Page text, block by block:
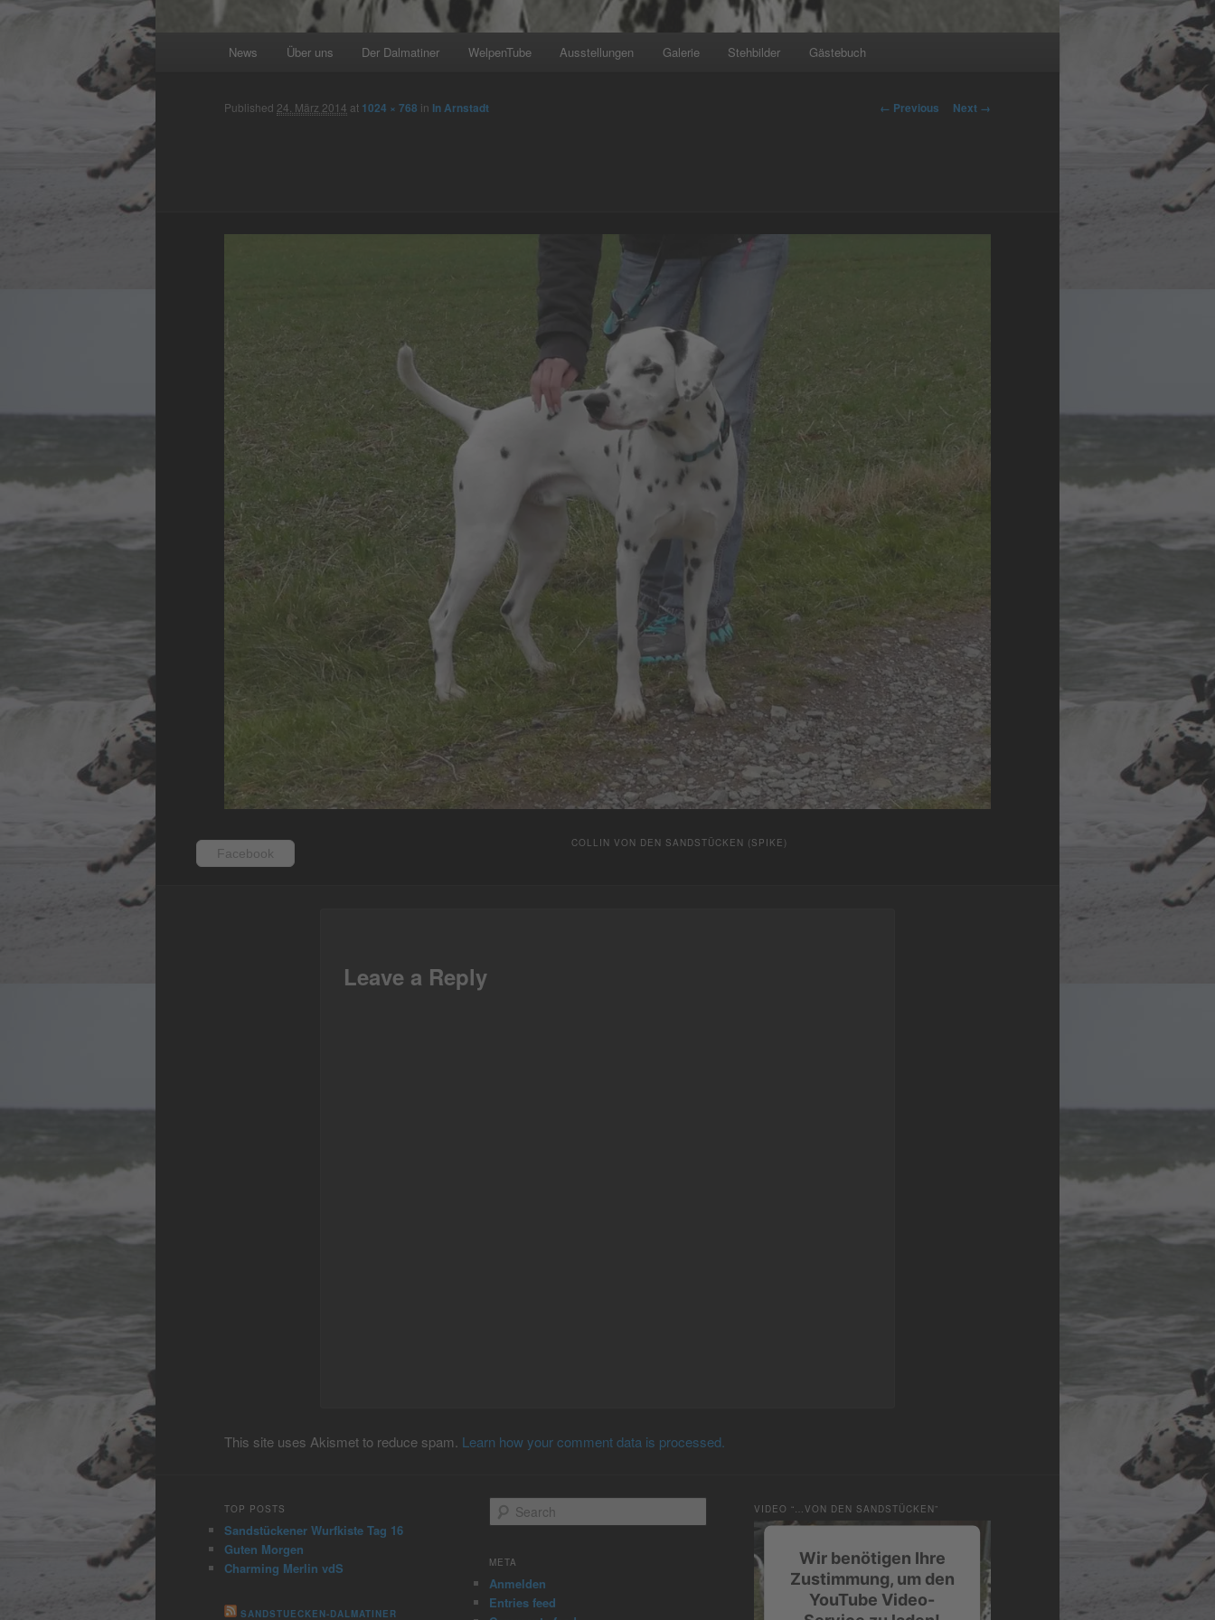
News Über uns Der Dalmatiner WelpenTube Ausstellungen Galerie Stehbilder Gästebuch
Image
← Previous Next →
Published 24. März 2014 at 1024 × 768 in In Arnstadt
Facebook
COLLIN VON DEN SANDSTÜCKEN (SPIKE)
Leave a Reply
This site uses Akismet to reduce spam. Learn how your comment data is processed.
TOP POSTS
Sandstückener Wurfkiste Tag 16
Guten Morgen
Charming Merlin vdS
SANDSTUECKEN-DALMATINER
e
r
h
META
Anmelden
Entries feed
VIDEO “…VON DEN SANDSTÜCKEN”
Wir benötigen Ihre
Zustimmung, um den
YouTube Video-